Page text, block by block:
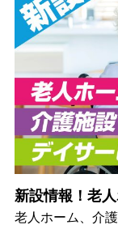
新設情報！老
老人ホーム、介